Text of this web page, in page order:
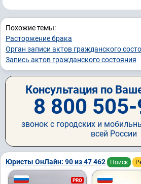
Похожие темы:
Расторжение брака
Орган записи актов гражданского
Запись актов гражданского состояния
Консультация по
8 800
звонок с городских и
всей России
Юристы ОнЛайн: 90 из 47 462 Поиск
PRO